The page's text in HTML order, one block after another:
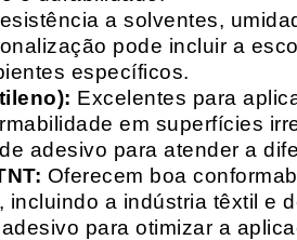
a solventes,
pode incluir a
específicos.
Excelentes para
em superfícies
adesivo para atender a
Oferecem boa
a indústria têxtil e
para otimizar a